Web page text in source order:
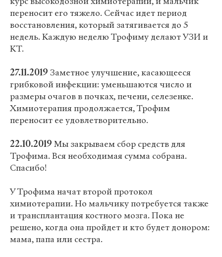
переносит его тяжело. Сейчас идет период
восстановления, который затягивается до 5
недель. Каждую неделю Трофиму делают УЗИ и
КТ.
27.11.2019 Заметное улучшение, касающееся
грибковой инфекции: уменьшаются число и
размеры очагов в почках, печени, селезенке.
Химиотерапия продолжается, Трофим
переносит ее удовлетворительно.
22.10.2019 Мы закрываем сбор средств для
Трофима. Вся необходимая сумма собрана.
Спасибо!
У Трофима начат второй протокол
химиотерапии. Но мальчику потребуется также
и трансплантация костного мозга. Пока не
решено, когда она пройдет и кто будет донором:
мама, папа или сестра.